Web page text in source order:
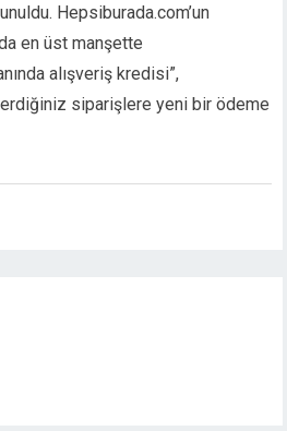
Hepsiburada.com’un
en üst manşette
alışveriş kredisi”,
siparişlere yeni bir ödeme